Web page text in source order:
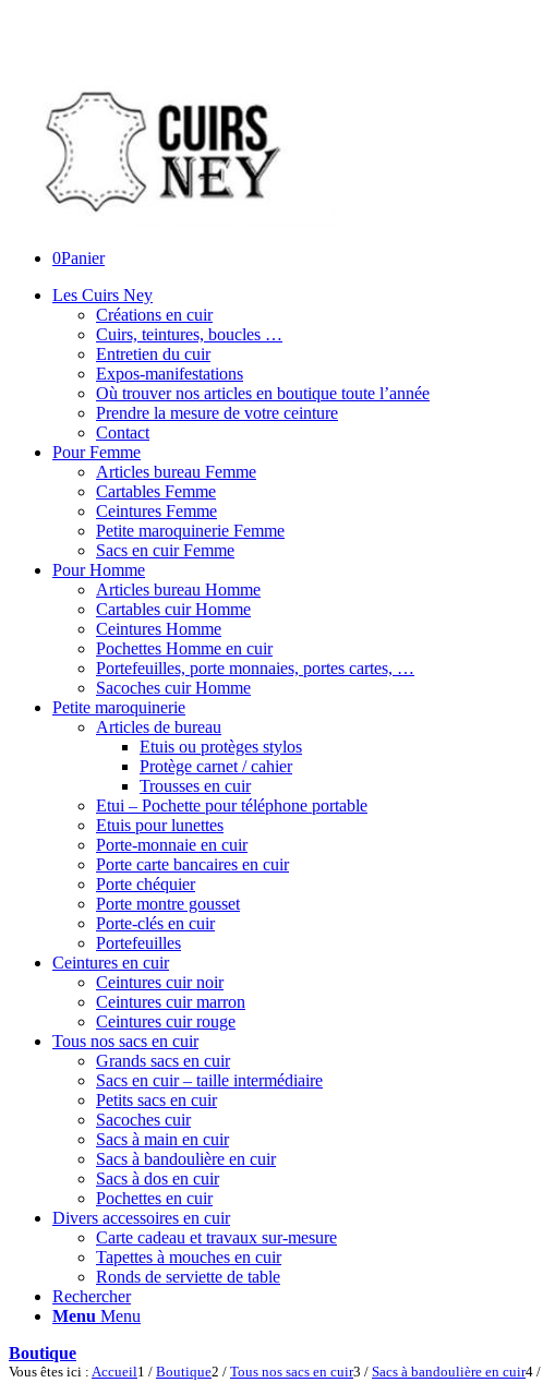
0Panier
Les Cuirs Ney
Créations en cuir
Cuirs, teintures, boucles …
Entretien du cuir
Expos-manifestations
Où trouver nos articles en boutique toute l’année
Prendre la mesure de votre ceinture
Contact
Pour Femme
Articles bureau Femme
Cartables Femme
Ceintures Femme
Petite maroquinerie Femme
Sacs en cuir Femme
Pour Homme
Articles bureau Homme
Cartables cuir Homme
Ceintures Homme
Pochettes Homme en cuir
Portefeuilles, porte monnaies, portes cartes, …
Sacoches cuir Homme
Petite maroquinerie
Articles de bureau
Etuis ou protèges stylos
Protège carnet / cahier
Trousses en cuir
Etui – Pochette pour téléphone portable
Etuis pour lunettes
Porte-monnaie en cuir
Porte carte bancaires en cuir
Porte chéquier
Porte montre gousset
Porte-clés en cuir
Portefeuilles
Ceintures en cuir
Ceintures cuir noir
Ceintures cuir marron
Ceintures cuir rouge
Tous nos sacs en cuir
Grands sacs en cuir
Sacs en cuir – taille intermédiaire
Petits sacs en cuir
Sacoches cuir
Sacs à main en cuir
Sacs à bandoulière en cuir
Sacs à dos en cuir
Pochettes en cuir
Divers accessoires en cuir
Carte cadeau et travaux sur-mesure
Tapettes à mouches en cuir
Ronds de serviette de table
Rechercher
Menu Menu
Boutique
Vous êtes ici : Accueil1 / Boutique2 / Tous nos sacs en cuir3 / Sacs à bandoulière en cuir4 /